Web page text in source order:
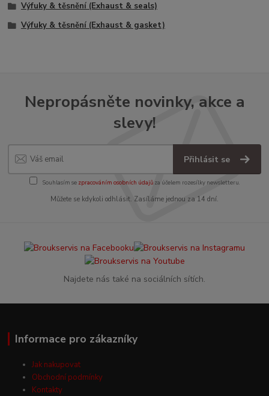
Výfuky & těsnění (Exhaust & seals)
Výfuky & těsnění (Exhaust & gasket)
Nepropásněte novinky, akce a
slevy!
Přihlásit se
Souhlasím se zpracováním osobních údajůza účelem rozesílky newsletteru.
Můžete se kdykoli odhlásit. Zasíláme jednou za 14 dní.
Najdete nás také na sociálních sítích.
Informace pro zákazníky
Jak nakupovat
Obchodní podmínky
Kontakty